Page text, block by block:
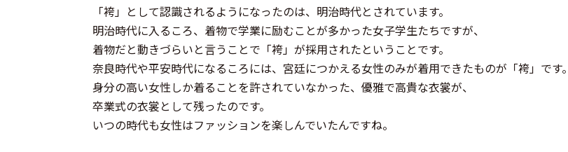
「袴」として認識されるようになったのは、明治時代とされています。
明治時代に入るころ、着物で学業に励むことが多かった女子学生たちですが、
着物だと動きづらいと言うことで「袴」が採用されたということです。
奈良時代や平安時代になるころには、宮廷につかえる女性のみが着用できたものが「袴」です。
身分の高い女性しか着ることを許されていなかった、優雅で高貴な衣裳が、
卒業式の衣裳として残ったのです。
いつの時代も女性はファッションを楽しんでいたんですね。